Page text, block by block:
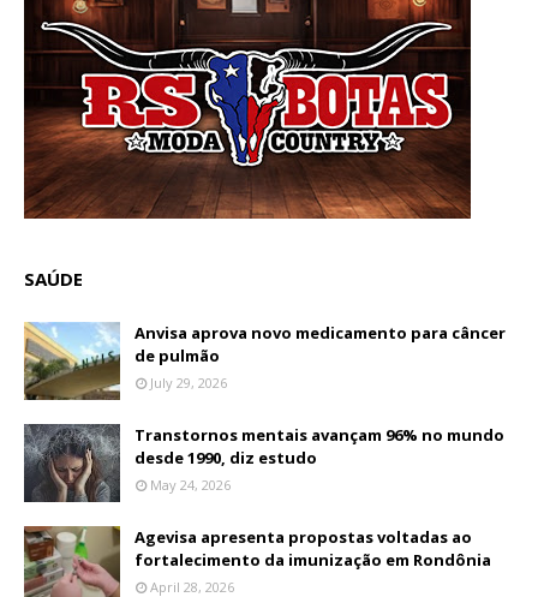
SAÚDE
Anvisa aprova novo medicamento para câncer
de pulmão
July 29, 2026
Transtornos mentais avançam 96% no mundo
desde 1990, diz estudo
May 24, 2026
Agevisa apresenta propostas voltadas ao
fortalecimento da imunização em Rondônia
April 28, 2026